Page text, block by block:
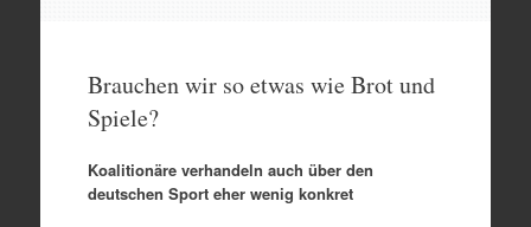
Brauchen wir so etwas wie Brot und
Spiele?
Koalitionäre verhandeln auch über den
deutschen Sport eher wenig konkret